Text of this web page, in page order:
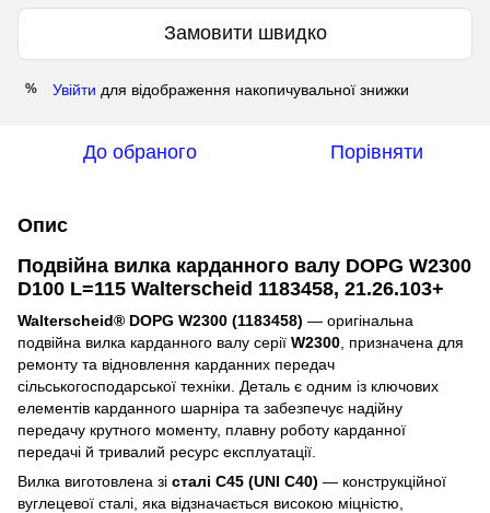
Замовити швидко
% Увійти для відображення накопичувальної знижки
До обраного Порівняти
Опис
Подвійна вилка карданного валу DOPG W2300
D100 L=115 Walterscheid 1183458, 21.26.103+
Walterscheid® DOPG W2300 (1183458) — оригінальна
подвійна вилка карданного валу серії W2300 , призначена для
ремонту та відновлення карданних передач
сільськогосподарської техніки. Деталь є одним із ключових
елементів карданного шарніра та забезпечує надійну
передачу крутного моменту, плавну роботу карданної
передачі й тривалий ресурс експлуатації.
Вилка виготовлена зі сталі C45 (UNI C40) — конструкційної
вуглецевої сталі, яка відзначається високою міцністю,